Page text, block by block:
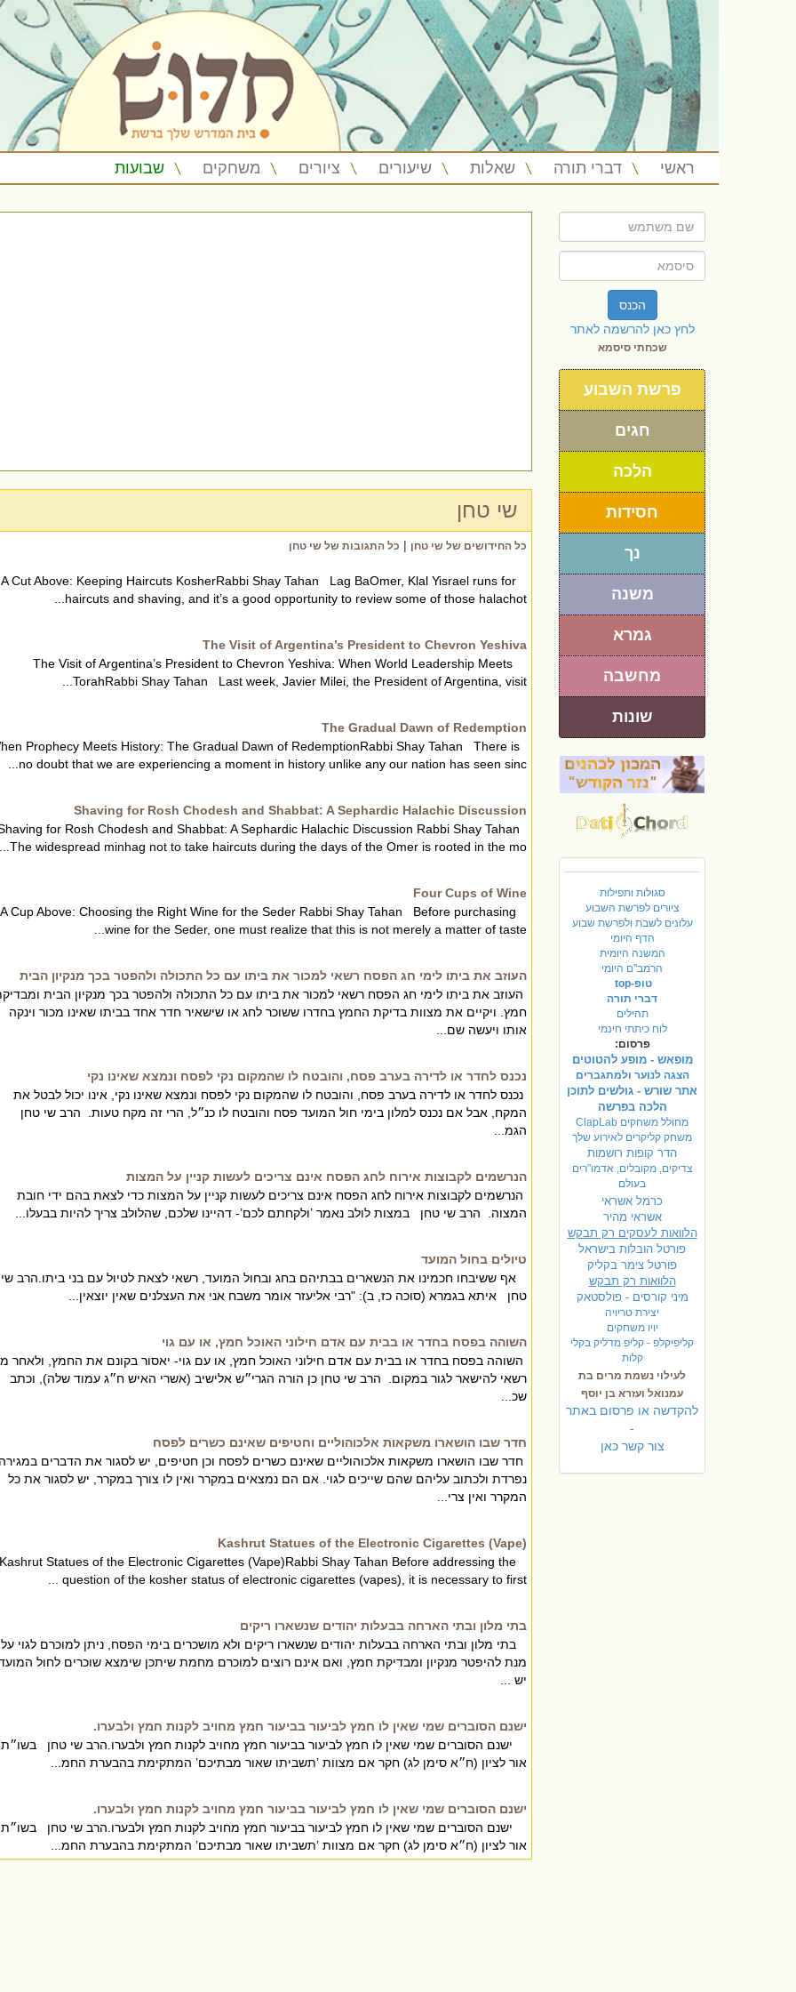
ראשי דברי תורה שאלות שיעורים ציורים משחקים שבועות
הכנס
לחץ כאן להרשמה לאתר
שכחתי סיסמא
פרשת השבוע
חגים
הלכה
חסידות
נך
משנה
גמרא
מחשבה
שונות
סגולות ותפילות
ציורים לפרשת השבוע
עלונים לשבת ולפרשת שבוע
הדף היומי
המשנה היומית
הרמב"ם היומי
טופ-top
דברי תורה
תהילים
לוח כיתתי חינמי
פרסום:
מופאש - מופע להטוטים
הצגה לנוער ולמתגברים
אתר שורש - גולשים לתוכן
הלכה בפרשה
מחולל משחקים ClapLab
משחק קליקרים לאירוע שלך
הדר קופות רושמות
צדיקים, מקובלים, אדמו"רים
בעולם
כרמל אשראי
אשראי מהיר
הלוואות לעסקים רק תבקש
פורטל הובלות בישראל
פורטל צימר בקליק
הלוואות רק תבקש
מיני קורסים - פולסטאק
יצירת טריויה
יויו משחקים
קליפיקלפ - קליפ מדליק בקלי
קלות
לעילוי נשמת מרים בת
עמנואל ועזרא בן יוסף
להקדשה או פרסום באתר
-
צור קשר כאן
שי טחן
כל החידושים של שי טחן | כל התגובות של שי טחן
A Cut Above: Keeping Haircuts KosherRabbi Shay Tahan Lag BaOmer, Klal Yisrael runs for
haircuts and shaving, and it’s a good opportunity to review some of those halachot...
The Visit of Argentina’s President to Chevron Yeshiva
The Visit of Argentina’s President to Chevron Yeshiva: When World Leadership Meets
TorahRabbi Shay Tahan Last week, Javier Milei, the President of Argentina, visit...
The Gradual Dawn of Redemption
Prophecy Meets History: The Gradual Dawn of RedemptionRabbi Shay Tahan There is
no doubt that we are experiencing a moment in history unlike any our nation has seen sinc...
Shaving for Rosh Chodesh and Shabbat: A Sephardic Halachic Discussion
for Rosh Chodesh and Shabbat: A Sephardic Halachic Discussion Rabbi Shay Tahan
The widespread minhag not to take haircuts during the days of the Omer is rooted in the mo...
Four Cups of Wine
A Cup Above: Choosing the Right Wine for the Seder Rabbi Shay Tahan Before purchasing
wine for the Seder, one must realize that this is not merely a matter of taste...
העוזב את ביתו לימי חג הפסח רשאי למכור את ביתו עם כל התכולה ולהפטר בכך מנקיון הבית
העוזב את ביתו לימי חג הפסח רשאי למכור את ביתו עם כל התכולה ולהפטר בכך מנקיון הבית
חמץ. ויקיים את מצוות בדיקת החמץ בחדרו ששוכר לחג או שישאיר חדר אחד בביתו שאינו מכור וינקה
אותו ויעשה שם...
נכנס לחדר או לדירה בערב פסח, והובטח לו שהמקום נקי לפסח ונמצא שאינו נקי
נכנס לחדר או לדירה בערב פסח, והובטח לו שהמקום נקי לפסח ונמצא שאינו נקי, אינו יכול לבטל את
המקח, אבל אם נכנס למלון בימי חול המועד פסח והובטח לו כנ״ל, הרי זה מקח טעות. הרב שי טחן
הגמ...
הנרשמים לקבוצות אירוח לחג הפסח אינם צריכים לעשות קניין על המצות
הנרשמים לקבוצות אירוח לחג הפסח אינם צריכים לעשות קניין על המצות כדי לצאת בהם ידי חובת
המצוה. הרב שי טחן במצות לולב נאמר ’ולקחתם לכם’- דהיינו שלכם, שהלולב צריך להיות בבעלו...
טיולים בחול המועד
אף ששיבחו חכמינו את הנשארים בבתיהם בחג ובחול המועד, רשאי לצאת לטיול עם בני ביתו.הרב שי
טחן איתא בגמרא (סוכה כז, ב): "רבי אליעזר אומר משבח אני את העצלנים שאין יוצאין...
השוהה בפסח בחדר או בבית עם אדם חילוני האוכל חמץ, או עם גוי
השוהה בפסח בחדר או בבית עם אדם חילוני האוכל חמץ, או עם גוי- יאסור בקונם את החמץ, ולאחר
רשאי להישאר לגור במקום. הרב שי טחן כן הורה הגרי״ש אלישיב (אשרי האיש ח״ג עמוד שלה), וכתב
שכ...
חדר שבו הושארו משקאות אלכוהוליים וחטיפים שאינם כשרים לפסח
חדר שבו הושארו משקאות אלכוהוליים שאינם כשרים לפסח וכן חטיפים, יש לסגור את הדברים
נפרדת ולכתוב עליהם שהם שייכים לגוי. אם הם נמצאים במקרר ואין לו צורך במקרר, יש לסגור את כל
המקרר ואין צרי...
Kashrut Statues of the Electronic Cigarettes (Vape)
Kashrut Statues of the Electronic Cigarettes (Vape)Rabbi Shay Tahan Before addressing the
question of the kosher status of electronic cigarettes (vapes), it is necessary to first ...
בתי מלון ובתי הארחה בבעלות יהודים שנשארו ריקים
בתי מלון ובתי הארחה בבעלות יהודים שנשארו ריקים ולא מושכרים בימי הפסח, ניתן למוכרם לגוי על
מנת להיפטר מנקיון ומבדיקת חמץ, ואם אינם רוצים למוכרם מחמת שיתכן שימצא שוכרים לחול
יש ...
ישנם הסוברים שמי שאין לו חמץ לביעור בביעור חמץ מחויב לקנות חמץ ולבערו.
ישנם הסוברים שמי שאין לו חמץ לביעור בביעור חמץ מחויב לקנות חמץ ולבערו.הרב שי טחן בשו״ת
אור לציון (ח״א סימן לג) חקר אם מצוות ’תשביתו שאור מבתיכם’ המתקימת בהבערת החמ...
ישנם הסוברים שמי שאין לו חמץ לביעור בביעור חמץ מחויב לקנות חמץ ולבערו.
ישנם הסוברים שמי שאין לו חמץ לביעור בביעור חמץ מחויב לקנות חמץ ולבערו.הרב שי טחן בשו״ת
אור לציון (ח״א סימן לג) חקר אם מצוות ’תשביתו שאור מבתיכם’ המתקימת בהבערת החמ...